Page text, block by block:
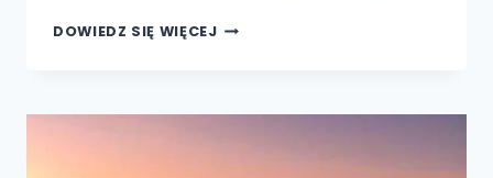
DOWIEDZ SIĘ WIĘCEJZAKOŃCZONO
FLORENCKIEJ